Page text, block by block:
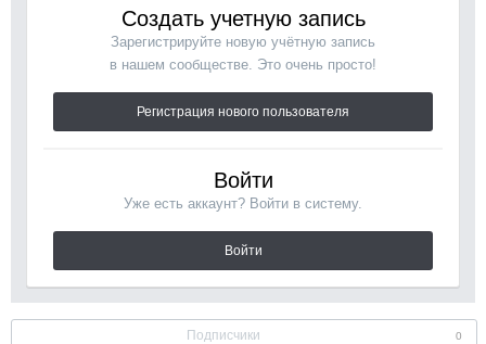
Создать учетную запись
Зарегистрируйте новую учётную запись
в нашем сообществе. Это очень просто!
Регистрация нового пользователя
Войти
Уже есть аккаунт? Войти в систему.
Войти
Подписчики 0